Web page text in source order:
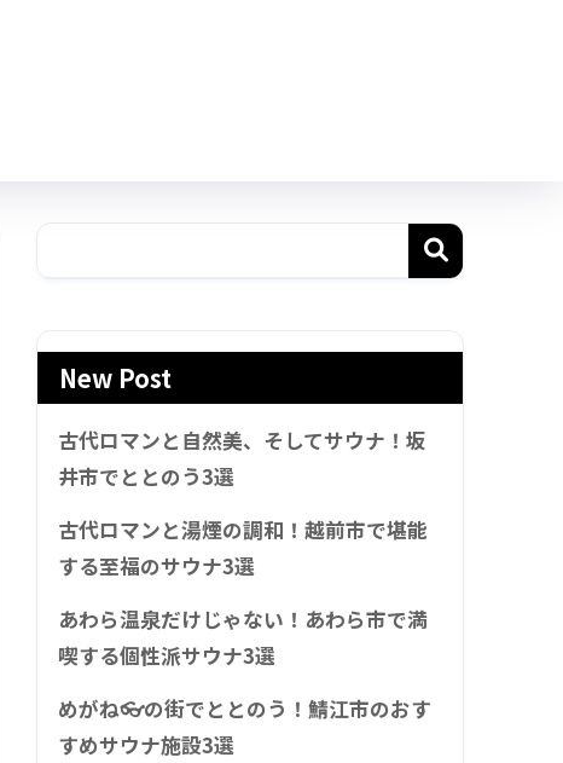
New Post
古代ロマンと自然美、そしてサウナ！坂
井市でととのう3選
古代ロマンと湯煙の調和！越前市で堪能
する至福のサウナ3選
あわら温泉だけじゃない！あわら市で満
喫する個性派サウナ3選
めがね👓の街でととのう！鯖江市のおす
すめサウナ施設3選